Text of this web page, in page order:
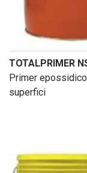
TOTALPRIMER
Primer
superfici